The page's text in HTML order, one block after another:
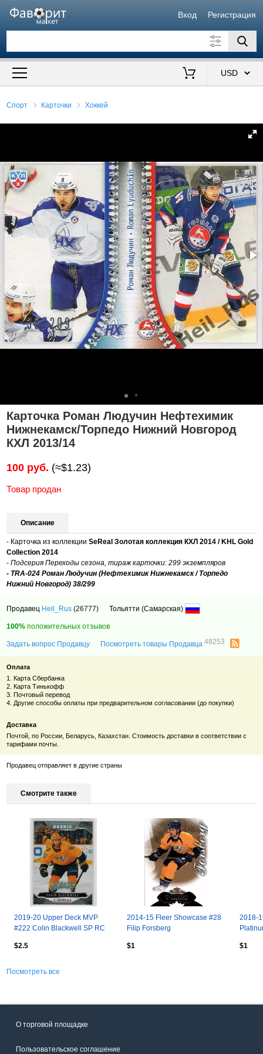
Вход Регистрация
Искать также в описании
Спорт Карточки Хоккей
Карточка Роман Людучин Нефтехимик
Нижнекамск/Торпедо Нижний Новгород
КХЛ 2013/14
100 руб. (≈$1.23)
Товар продан
Описание
- Карточка из коллекцииSeReal Золотая коллекция КХЛ 2014 / KHL Gold
Collection 2014
- Подсерия Переходы сезона, тираж карточки: 299 экземпляров
- TRA-024 Роман Людучин (Нефтехимик Нижнекамск / Торпедо
Нижний Новгород) 38/299
Продавец Heil_Rus (26777) Тольятти (Самарская)
100% положительных отзывов
Задать вопрос Продавцу Посмотреть товары Продавца48253
Оплата
1. Карта Сбербанка
2. Карта Тинькофф
3. Почтовый перевод
4. Другие способы оплаты при предварительном согласовании (до покупки)
Доставка
Почтой, по России, Беларусь, Казахстан. Стоимость доставки в соответствии с
тарифами почты.
Продавец отправляет в другие страны
Смотрите также
2019-20 Upper Deck MVP
#222 Colin Blackwell SP RC
$2.5
2014-15 Fleer Showcase #28
Filip Forsberg
$1
2018-
$1
Посмотреть все
О торговой площадке
Пользовательское соглашение